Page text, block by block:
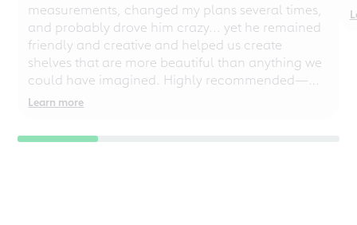
measurements, changed my plans several times,
and probably drove him crazy... yet he remained
friendly and creative and helped us create
shelves that are more beautiful than anything we
could have imagined. Highly recommended—
even for chaotic perfectionists!
Learn more